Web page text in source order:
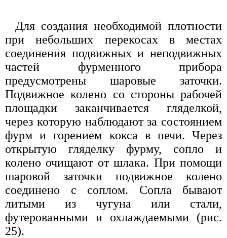
Для создания необходимой плотности
при небольших перекосах в местах
соединения подвижных и неподвижных
частей фурменного прибора
предусмотрены шаровые заточки.
Подвижное колено со стороны рабочей
площадки заканчивается гляделкой,
через которую наблюдают за состоянием
фурм и горением кокса в печи. Через
открытую гляделку фурму, сопло и
колено очищают от шлака. При помощи
шаровой заточки подвижное колено
соединено с соплом. Сопла бывают
литыми из чугуна или стали,
футерованными и охлаждаемыми (рис.
25).